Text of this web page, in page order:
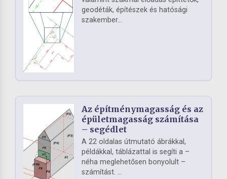
geodéták, építészek és hatósági
szakember...
Az építménymagasság és az
épületmagasság számítása
– segédlet
A 22 oldalas útmutató ábrákkal,
példákkal, táblázattal is segíti a –
néha meglehetősen bonyolult –
számítást. ...